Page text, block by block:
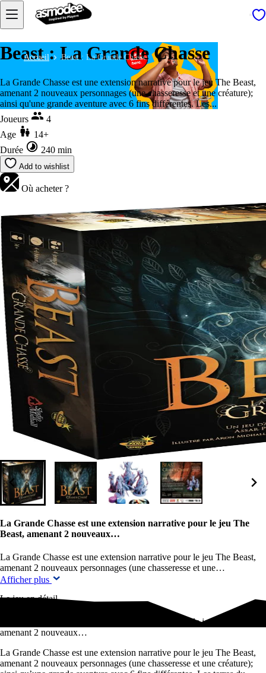
Accueil Beast : La Grande Chasse
Beast : La Grande Chasse
La Grande Chasse est une extension narrative pour le jeu The Beast,
amenant 2 nouveaux personnages (une chasseresse et une créature);
ainsi qu'une grande aventure avec 6 fins différentes. Les...
Joueurs
4
Age
14+
Durée
240 min
Add to wishlist
Où acheter ?
La Grande Chasse est une extension narrative pour le jeu The
Beast, amenant 2 nouveaux…
La Grande Chasse est une extension narrative pour le jeu The Beast,
amenant 2 nouveaux personnages (une chasseresse et une…
Afficher plus
Le jeu en détail
La Grande Chasse est une extension narrative pour le jeu The Beast,
amenant 2 nouveaux…
La Grande Chasse est une extension narrative pour le jeu The Beast,
amenant 2 nouveaux personnages (une chasseresse et une créature);